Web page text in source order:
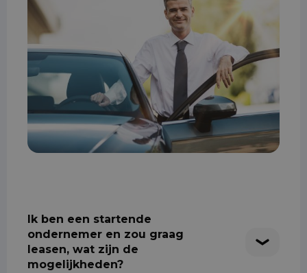
Ik ben een startende
ondernemer en zou graag
leasen, wat zijn de
mogelijkheden?